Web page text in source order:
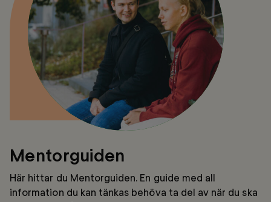
Mentorguiden
Här hittar du Mentorguiden. En guide med all
information du kan tänkas behöva ta del av när du ska